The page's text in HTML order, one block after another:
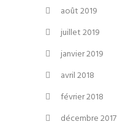
août 2019
juillet 2019
janvier 2019
avril 2018
février 2018
décembre 2017